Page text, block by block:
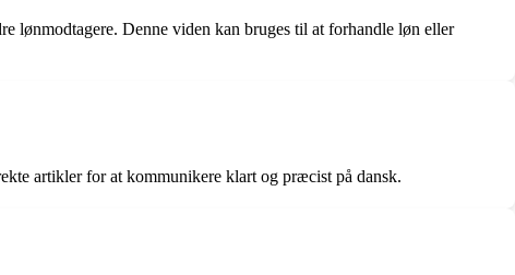
lønmodtagere. Denne viden kan bruges til at forhandle løn eller
artikler for at kommunikere klart og præcist på dansk.